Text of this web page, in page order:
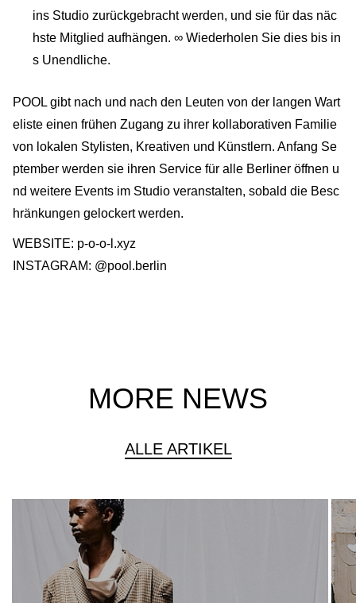
ins Studio zurückgebracht werden, und sie für das näc
hste Mitglied aufhängen. ∞ Wiederholen Sie dies bis in
s Unendliche.
POOL gibt nach und nach den Leuten von der langen Wart
eliste einen frühen Zugang zu ihrer kollaborativen Familie
von lokalen Stylisten, Kreativen und Künstlern. Anfang Se
ptember werden sie ihren Service für alle Berliner öffnen u
nd weitere Events im Studio veranstalten, sobald die Besc
hränkungen gelockert werden.
WEBSITE: p-o-o-l.xyz
INSTAGRAM: @pool.berlin
MORE NEWS
ALLE ARTIKEL